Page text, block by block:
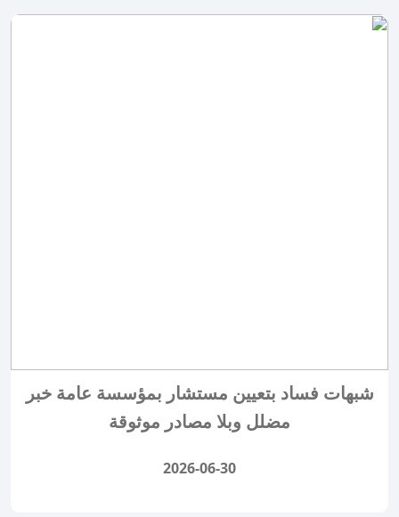
شبهات فساد بتعيين مستشار بمؤسسة عامة خبر
مضلل وبلا مصادر موثوقة
2026-06-30